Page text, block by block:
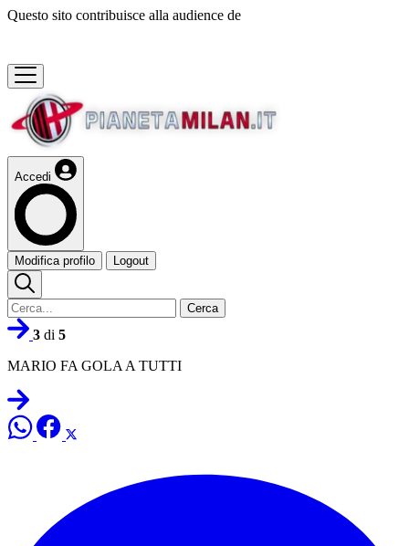
Questo sito contribuisce alla audience de
Accedi
Modifica profilo Logout
Cerca
3 di 5
MARIO FA GOLA A TUTTI